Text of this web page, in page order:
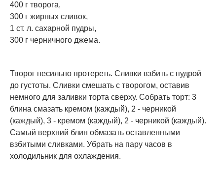
400 г творога,
300 г жирных сливок,
1 ст. л. сахарной пудры,
300 г черничного джема.
Творог несильно протереть. Сливки взбить с пудрой
до густоты. Сливки смешать с творогом, оставив
немного для заливки торта сверху. Собрать торт: 3
блина смазать кремом (каждый), 2 - черникой
(каждый), 3 - кремом (каждый), 2 - черникой (каждый).
Самый верхний блин обмазать оставленными
взбитыми сливками. Убрать на пару часов в
холодильник для охлаждения.